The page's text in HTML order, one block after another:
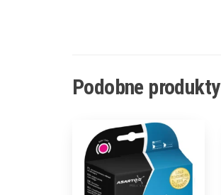
Podobne produkty